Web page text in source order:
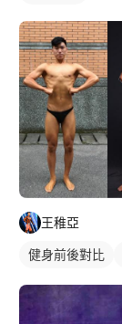
王稚亞
健身前後對比